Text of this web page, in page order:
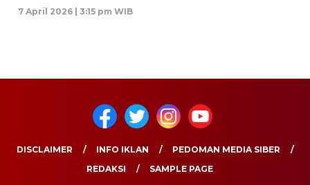
7 April 2026 | 3:15 pm WIB
DISCLAIMER INFO IKLAN
PEDOMAN MEDIA SIBER
REDAKSI
SAMPLE PAGE